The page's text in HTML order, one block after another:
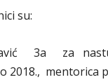
su:
3a za
2018., mentorica